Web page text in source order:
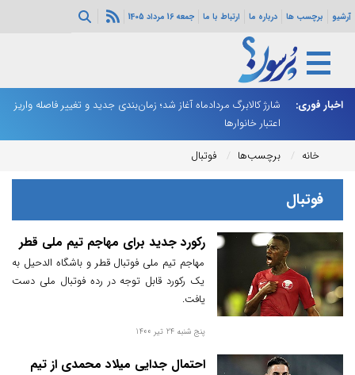
آرشیو برچسب ها درباره ما ارتباط با ما جمعه 16 مرداد 1405
اخبار فوری:
هرمز ادامه
شارژ کالابرگ مردادماه آغاز شد؛ زمان‌بندی جدید و تغییر فاصله واریز
اعتبار خانوارها
خانه
برچسب‌ها فوتبال
فوتبال
رکورد جدید برای مهاجم تیم ملی قطر
مهاجم تیم ملی فوتبال قطر و باشگاه الدحیل به
یک رکورد قابل توجه در رده فوتبال ملی دست
یافت.
پنج شنبه 24 تیر 1400
احتمال جدایی میلاد محمدی از تیم